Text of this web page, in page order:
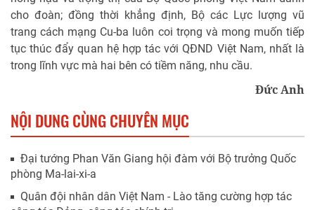
cho đoàn; đồng thời khẳng định, Bộ các Lực lượng vũ
trang cách mạng Cu-ba luôn coi trọng và mong muốn tiếp
tục thúc đẩy quan hệ hợp tác với QĐND Việt Nam, nhất là
trong lĩnh vực mà hai bên có tiềm năng, nhu cầu.
Đức Anh
NỘI DUNG CÙNG CHUYÊN MỤC
Đại tướng Phan Văn Giang hội đàm với Bộ trưởng Quốc
phòng Ma-lai-xi-a
Quân đội nhân dân Việt Nam - Lào tăng cường hợp tác